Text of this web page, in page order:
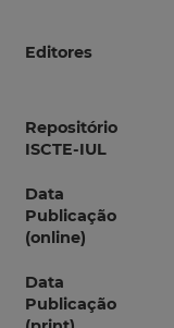
Editores
Repositório
ISCTE-IUL
Data
Publicação
(online)
Data
Publicação